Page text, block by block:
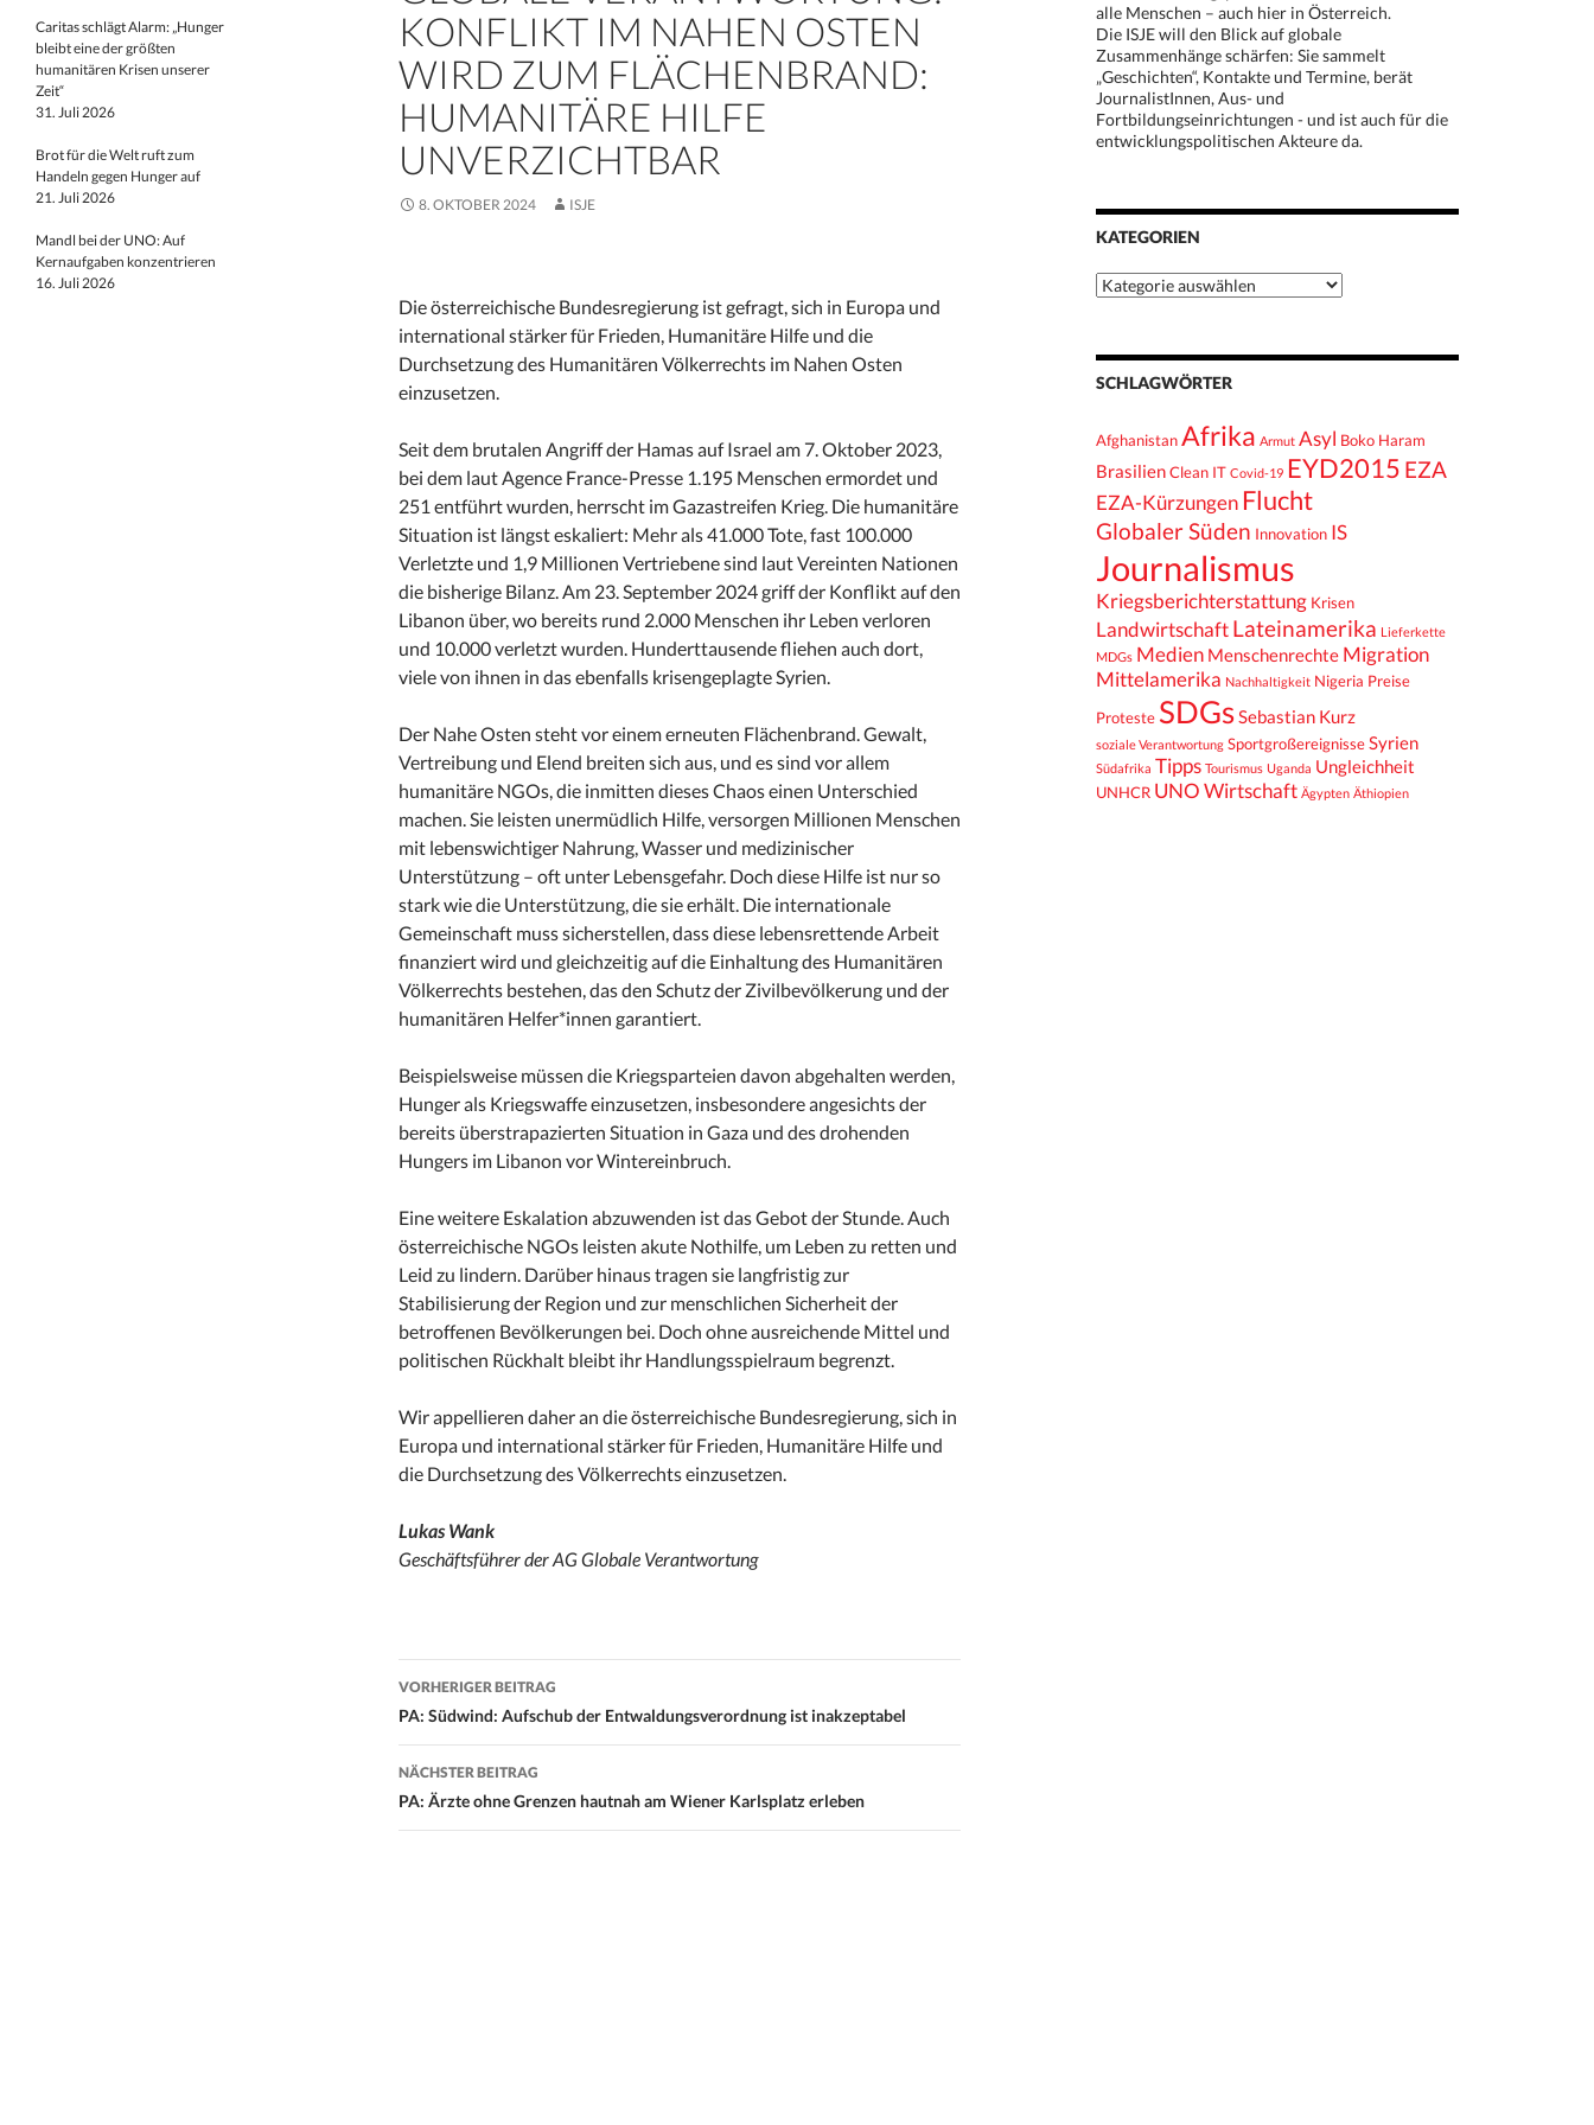
KONFLIKT IM NAHEN OSTEN
WIRD ZUM FLÄCHENBRAND:
HUMANITÄRE HILFE
UNVERZICHTBAR
8. OKTOBER 2024 ISJE
Die österreichische Bundesregierung ist gefragt, sich in Europa und
international stärker für Frieden, Humanitäre Hilfe und die
Durchsetzung des Humanitären Völkerrechts im Nahen Osten
einzusetzen.
Seit dem brutalen Angriff der Hamas auf Israel am 7. Oktober 2023,
bei dem laut Agence France-Presse 1.195 Menschen ermordet und
251 entführt wurden, herrscht im Gazastreifen Krieg. Die humanitäre
Situation ist längst eskaliert: Mehr als 41.000 Tote, fast 100.000
Verletzte und 1,9 Millionen Vertriebene sind laut Vereinten Nationen
die bisherige Bilanz. Am 23. September 2024 griff der Konflikt auf den
Libanon über, wo bereits rund 2.000 Menschen ihr Leben verloren
und 10.000 verletzt wurden. Hunderttausende fliehen auch dort,
viele von ihnen in das ebenfalls krisengeplagte Syrien.
Der Nahe Osten steht vor einem erneuten Flächenbrand. Gewalt,
Vertreibung und Elend breiten sich aus, und es sind vor allem
humanitäre NGOs, die inmitten dieses Chaos einen Unterschied
machen. Sie leisten unermüdlich Hilfe, versorgen Millionen Menschen
mit lebenswichtiger Nahrung, Wasser und medizinischer
Unterstützung – oft unter Lebensgefahr. Doch diese Hilfe ist nur so
stark wie die Unterstützung, die sie erhält. Die internationale
Gemeinschaft muss sicherstellen, dass diese lebensrettende Arbeit
finanziert wird und gleichzeitig auf die Einhaltung des Humanitären
Völkerrechts bestehen, das den Schutz der Zivilbevölkerung und der
humanitären Helfer*innen garantiert.
Beispielsweise müssen die Kriegsparteien davon abgehalten werden,
Hunger als Kriegswaffe einzusetzen, insbesondere angesichts der
bereits überstrapazierten Situation in Gaza und des drohenden
Hungers im Libanon vor Wintereinbruch.
Eine weitere Eskalation abzuwenden ist das Gebot der Stunde. Auch
österreichische NGOs leisten akute Nothilfe, um Leben zu retten und
Leid zu lindern. Darüber hinaus tragen sie langfristig zur
Stabilisierung der Region und zur menschlichen Sicherheit der
betroffenen Bevölkerungen bei. Doch ohne ausreichende Mittel und
politischen Rückhalt bleibt ihr Handlungsspielraum begrenzt.
Wir appellieren daher an die österreichische Bundesregierung, sich in
Europa und international stärker für Frieden, Humanitäre Hilfe und
die Durchsetzung des Völkerrechts einzusetzen.
Lukas Wank
Geschäftsführer der AG Globale Verantwortung
Beitrags-
Navigation
VORHERIGER BEITRAG
PA: Südwind: Aufschub der Entwaldungsverordnung ist inakzeptabel
NÄCHSTER BEITRAG
PA: Ärzte ohne Grenzen hautnah am Wiener Karlsplatz erleben
alle Menschen – auch hier in Österreich.
Die ISJE will den Blick auf globale
Zusammenhänge schärfen: Sie sammelt
„Geschichten“, Kontakte und Termine, berät
JournalistInnen, Aus- und
Fortbildungseinrichtungen - und ist auch für die
entwicklungspolitischen Akteure da.
KATEGORIEN
Kategorien
SCHLAGWÖRTER
AfghanistanAfrika Armut Asyl Boko Haram
BrasilienClean IT Covid-19 EYD2015 EZA
EZA-Kürzungen Flucht
Globaler Süden Innovation IS
Journalismus
Kriegsberichterstattung Krisen
Landwirtschaft Lateinamerika Lieferkette
MDGs Medien Menschenrechte Migration
Mittelamerika Nachhaltigkeit Nigeria Preise
Proteste SDGsSebastian Kurz
soziale Verantwortung SportgroßereignisseSyrien
Südafrika Tipps Tourismus Uganda Ungleichheit
UNHCR UNO Wirtschaft Ägypten Äthiopien
Caritas schlägt Alarm: „Hunger
bleibt eine der größten
humanitären Krisen unserer
Zeit“
31. Juli 2026
Brot für die Welt ruft zum
Handeln gegen Hunger auf
21. Juli 2026
Mandl bei der UNO: Auf
Kernaufgaben konzentrieren
16. Juli 2026